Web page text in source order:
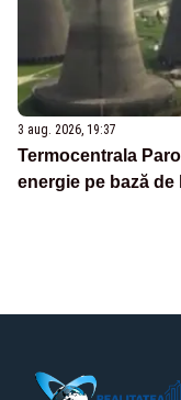
3 aug. 2026, 19:37
Termocentrala
energie pe bază